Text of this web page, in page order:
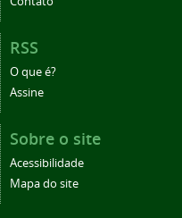
RSS
O que é?
Assine
Sobre o site
Acessibilidade
Mapa do site